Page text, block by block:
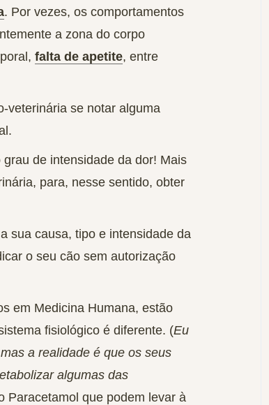
. Por vezes, os comportamentos
a zona do corpo
falta de apetite, entre
veterinária se notar alguma
de intensidade da dor! Mais
para, nesse sentido, obter
sua causa, tipo e intensidade da
o seu cão sem autorização
em Medicina Humana, estão
fisiológico é diferente. (Eu
a realidade é que os seus
algumas das
Paracetamol que podem levar à